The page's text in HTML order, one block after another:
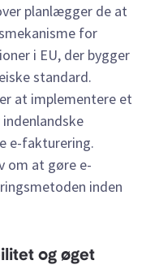
planlægger de at
for
i EU, der bygger
standard.
at implementere et
e-fakturering.
om at gøre e-
inden
og øget